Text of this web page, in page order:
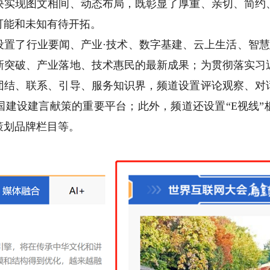
现图文相间、动态布局，既彰显了厚重、亲切、简
和未知有待开拓。
行业要闻、产业·技术、数字基建、云上生活、智
破、产业落地、技术惠民的最新成果；为贯彻落实
、联系、引导、服务知识界，频道设置评论观察、
设建言献策的重要平台；此外，频道还设置“E视线
品牌栏目等。